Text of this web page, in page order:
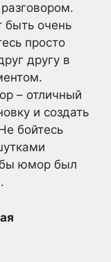
очень
просто
другу в
– отличный
и создать
бойтесь
юмор был